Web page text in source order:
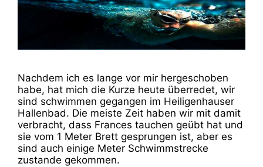
Nachdem ich es lange vor mir hergeschoben
habe, hat mich die Kurze heute überredet, wir
sind schwimmen gegangen im Heiligenhauser
Hallenbad. Die meiste Zeit haben wir mit damit
verbracht, dass Frances tauchen geübt hat und
sie vom 1 Meter Brett gesprungen ist, aber es
sind auch einige Meter Schwimmstrecke
zustande gekommen.